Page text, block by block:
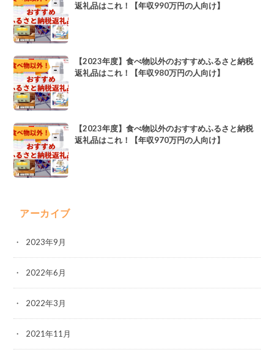
返礼品はこれ！【年収990万円の人向け】
【2023年度】食べ物以外のおすすめふるさと納税
返礼品はこれ！【年収980万円の人向け】
【2023年度】食べ物以外のおすすめふるさと納税
返礼品はこれ！【年収970万円の人向け】
アーカイブ
2023年9月
2022年6月
2022年3月
2021年11月